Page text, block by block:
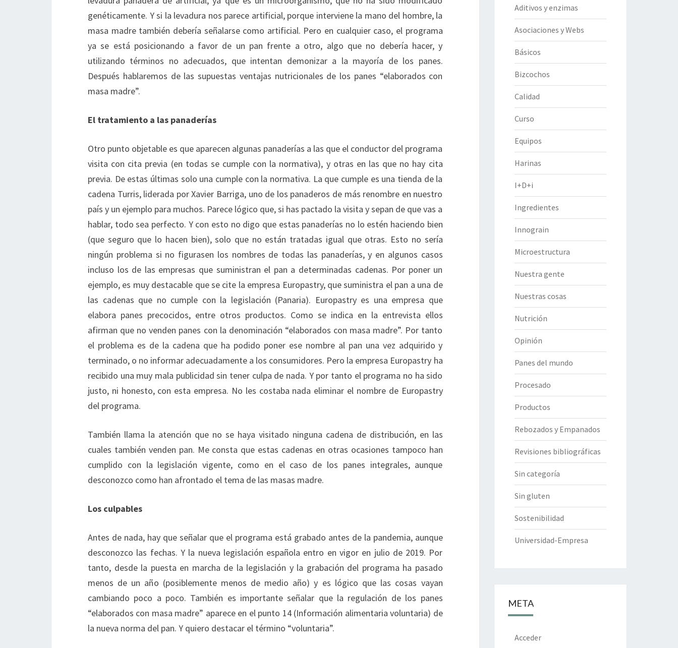
genéticamente. Y si la levadura nos parece artificial, porque interviene la mano del hombre, la
masa madre también debería señalarse como artificial. Pero en cualquier caso, el programa
ya se está posicionando a favor de un pan frente a otro, algo que no debería hacer, y
utilizando términos no adecuados, que intentan demonizar a la mayoría de los panes.
Después hablaremos de las supuestas ventajas nutricionales de los panes “elaborados con
masa madre”.
El tratamiento a las panaderías
Otro punto objetable es que aparecen algunas panaderías a las que el conductor del programa
visita con cita previa (en todas se cumple con la normativa), y otras en las que no hay cita
previa. De estas últimas solo una cumple con la normativa. La que cumple es una tienda de la
cadena Turris, liderada por Xavier Barriga, uno de los panaderos de más renombre en nuestro
país y un ejemplo para muchos. Parece lógico que, si has pactado la visita y sepan de que vas a
hablar, todo sea perfecto. Y con esto no digo que estas panaderías no lo estén haciendo bien
(que seguro que lo hacen bien), solo que no están tratadas igual que otras. Esto no sería
ningún problema si no figurasen los nombres de todas las panaderías, y en algunos casos
incluso los de las empresas que suministran el pan a determinadas cadenas. Por poner un
ejemplo, es muy destacable que se cite la empresa Europastry, que suministra el pan a una de
las cadenas que no cumple con la legislación (Panaria). Europastry es una empresa que
elabora panes precocidos, entre otros productos. Como se indica en la entrevista ellos
afirman que no venden panes con la denominación “elaborados con masa madre”. Por tanto
el problema es de la cadena que ha podido poner ese nombre al pan una vez adquirido y
terminado, o no informar adecuadamente a los consumidores. Pero la empresa Europastry ha
recibido una muy mala publicidad sin tener culpa de nada. Y por tanto el programa no ha sido
justo, ni honesto, con esta empresa. No les costaba nada eliminar el nombre de Europastry
del programa.
También llama la atención que no se haya visitado ninguna cadena de distribución, en las
cuales también venden pan. Me consta que estas cadenas en otras ocasiones tampoco han
cumplido con la legislación vigente, como en el caso de los panes integrales, aunque
desconozco como han afrontado el tema de las masas madre.
Los culpables
Antes de nada, hay que señalar que el programa está grabado antes de la pandemia, aunque
desconozco las fechas. Y la nueva legislación española entro en vigor en julio de 2019. Por
tanto, desde la puesta en marcha de la legislación y la grabación del programa ha pasado
menos de un año (posiblemente menos de medio año) y es lógico que las cosas vayan
cambiando poco a poco. También es importante señalar que la regulación de los panes
“elaborados con masa madre” aparece en el punto 14 (Información alimentaria voluntaria) de
la nueva norma del pan. Y quiero destacar el término “voluntaria”.
Aditivos y enzimas
Asociaciones y Webs
Básicos
Bizcochos
Calidad
Curso
Equipos
Harinas
I+D+i
Ingredientes
Innograin
Microestructura
Nuestra gente
Nuestras cosas
Nutrición
Opinión
Panes del mundo
Procesado
Productos
Rebozados y Empanados
Revisiones bibliográficas
Sin categoría
Sin gluten
Sostenibilidad
Universidad-Empresa
META
Acceder